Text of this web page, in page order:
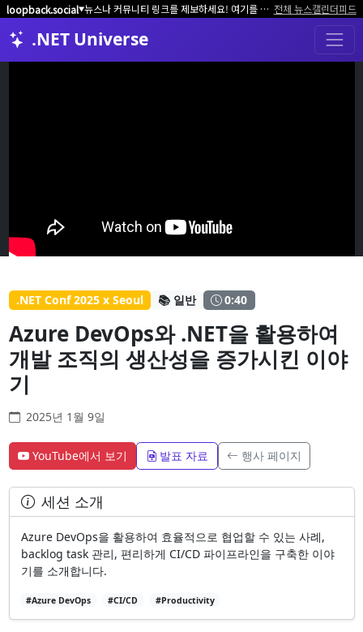
loopback.social▼ 뉴스나 커뮤니티 링크를 제보하세요! 여기를 클릭해서 알려주세요. 전체 뉴스캘린더피드
.NET Universe
.NET Conf 2025 x Seoul 📚 일반 0:40
Azure DevOps와 .NET을 활용하여
개발 조직의 생산성을 증가시킨 이야
기
2025년 1월 9일
YouTube에서 보기 발표 자료 행사 페이지
세션 소개
Azure DevOps을 활용하여 효율적으로 협업할 수 있는 사례,
backlog task 관리, 편리하게 CI/CD 파이프라인을 구축한 이야
기를 소개합니다.
#Azure DevOps #CI/CD #Productivity